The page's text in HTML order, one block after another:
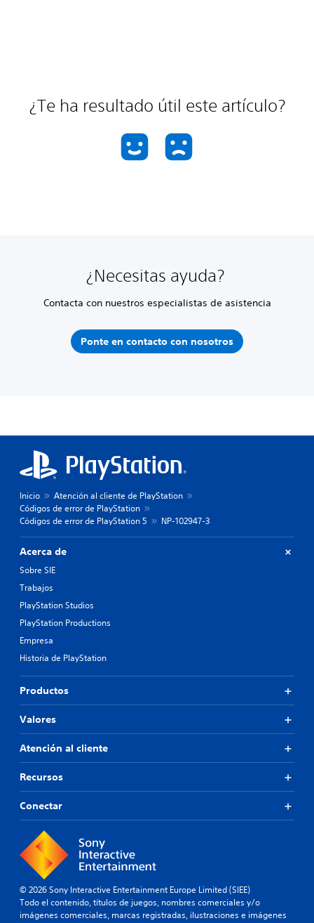
¿Te ha resultado útil este artículo?
¿Necesitas ayuda?
Contacta con nuestros especialistas de asistencia
Ponte en contacto con nosotros
Inicio
Atención al cliente de PlayStation
Códigos de error de PlayStation
Códigos de error de PlayStation 5
NP-102947-3
Acerca de
Sobre SIE
Trabajos
PlayStation Studios
PlayStation Productions
Empresa
Historia de PlayStation
Productos
Valores
Atención al cliente
Recursos
Conectar
© 2026 Sony Interactive Entertainment Europe Limited (SIEE)
Todo el contenido, títulos de juegos, nombres comerciales y/o
imágenes comerciales, marcas registradas, ilustraciones e imágenes